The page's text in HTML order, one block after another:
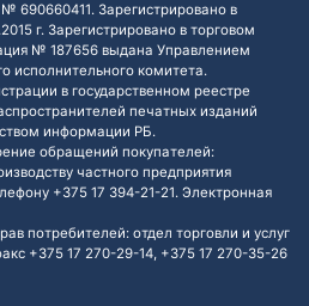
690660411. Зарегистрировано в
г. Зарегистрировано в торговом
№ 187656 выдана Управлением
исполнительного комитета.
в государственном реестре
печатных изданий
информации РБ.
обращений покупателей:
частного предприятия
+375 17 394-21-21. Электронная
потребителей: отдел торговли и услуг
+375 17 270-29-14, +375 17 270-35-26